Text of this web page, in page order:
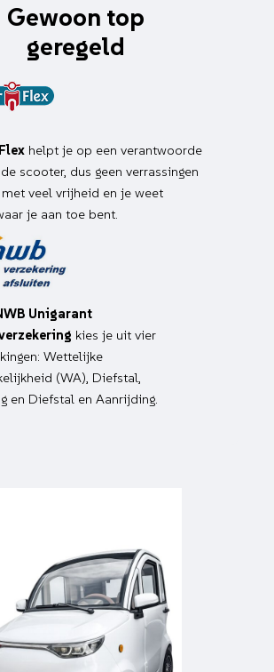
Gewoon top
geregeld
helpt je op een verantwoorde
scooter, dus geen verrassingen
veel vrijheid en je weet
je aan toe bent.
Unigarant
kies je uit vier
Wettelijke
(WA), Diefstal,
en Diefstal en Aanrijding.